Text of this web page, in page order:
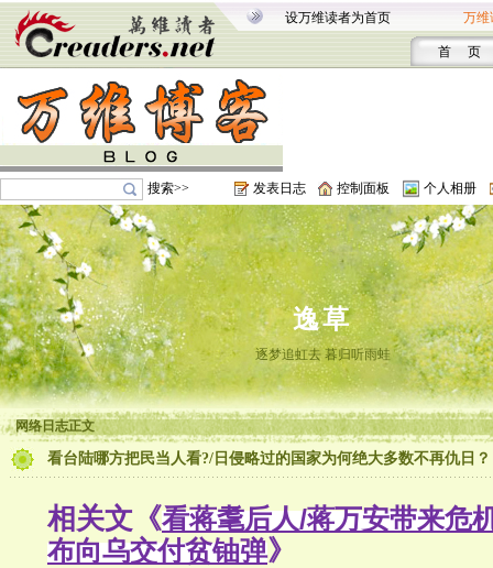
设万维读者为首页 万维
首 页
搜索>> 发表日志 控制面板 个人相册
逸草
逐梦追虹去 暮归听雨蛙
网络日志正文
看台陆哪方把民当人看?/日侵略过的国家为何绝大多数不再仇日？
相关文《看蒋耄后人/蒋万安带来危
布向乌交付贫铀弹》